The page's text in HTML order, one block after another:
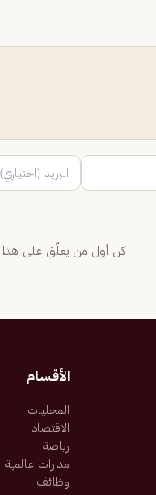
كن أول من يعلّق على هذا
الأقسام
المحليات
الاقتصاد
رياضة
مدارات عالمية
وظائف